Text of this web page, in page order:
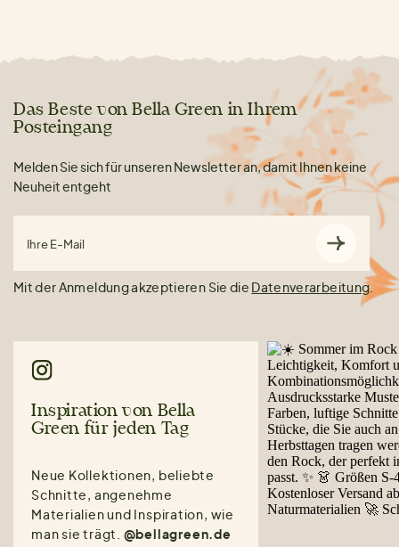
Das Beste von Bella Green in Ihrem
Posteingang
Melden Sie sich für unseren Newsletter an, damit Ihnen keine
Neuheit entgeht
Ihre E-Mail
Mit der Anmeldung akzeptieren Sie die Datenverarbeitung.
Inspiration von Bella
Green für jeden Tag
Neue Kollektionen, beliebte
Schnitte, angenehme
Materialien und Inspiration, wie
man sie trägt. @bellagreen.de